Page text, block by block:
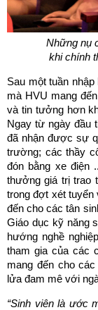
Những nụ
khi chính
Sau một tuần
mà HVU mang
và tin tưởng hơn
Ngay từ ngày đầu
đã nhận được sự
trường; các thầy
đón bằng xe điện
thưởng giá trị trao
trong đợt xét tuyển
đến cho các tân
Giáo dục kỹ năng
hướng nghề
tham gia của các
mang đến cho
lửa đam mê với
“Sinh viên là ước